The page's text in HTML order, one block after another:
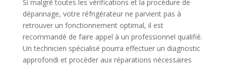
Si malgré toutes les vérifications et la procédure de
dépannage, votre réfrigérateur ne parvient pas à
retrouver un fonctionnement optimal, il est
recommandé de faire appel à un professionnel qualifié.
Un technicien spécialisé pourra effectuer un diagnostic
approfondi et procéder aux réparations nécessaires